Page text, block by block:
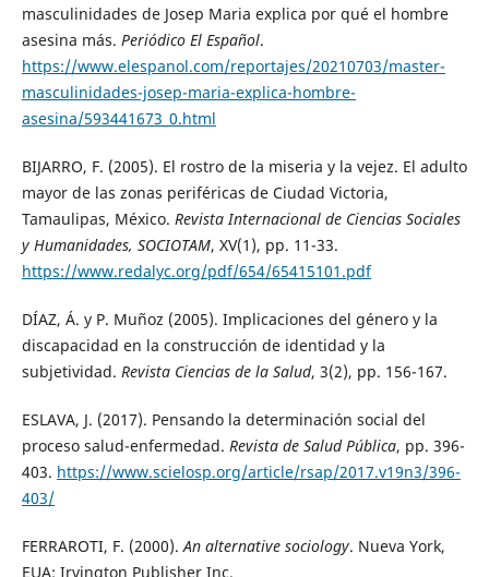
masculinidades de Josep Maria explica por qué el hombre
asesina más. Periódico El Español.
https://www.elespanol.com/reportajes/20210703/master-
masculinidades-josep-maria-explica-hombre-
asesina/593441673_0.html
BIJARRO, F. (2005). El rostro de la miseria y la vejez. El adulto
mayor de las zonas periféricas de Ciudad Victoria,
Tamaulipas, México. Revista Internacional de Ciencias Sociales
y Humanidades, SOCIOTAM, XV(1), pp. 11-33.
https://www.redalyc.org/pdf/654/65415101.pdf
DÍAZ, Á. y P. Muñoz (2005). Implicaciones del género y la
discapacidad en la construcción de identidad y la
subjetividad. Revista Ciencias de la Salud, 3(2), pp. 156-167.
ESLAVA, J. (2017). Pensando la determinación social del
proceso salud-enfermedad. Revista de Salud Pública, pp. 396-
403. https://www.scielosp.org/article/rsap/2017.v19n3/396-
403/
FERRAROTI, F. (2000).An alternative sociology. Nueva York,
EUA: Irvington Publisher Inc.